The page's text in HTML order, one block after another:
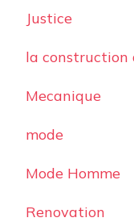
Justice
la construction
Mecanique
mode
Mode Homme
Renovation